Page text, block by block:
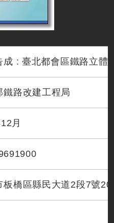
成 : 臺北都會區鐵路立體
鐵路改建工程局
月
板橋區縣民大道2段7號20